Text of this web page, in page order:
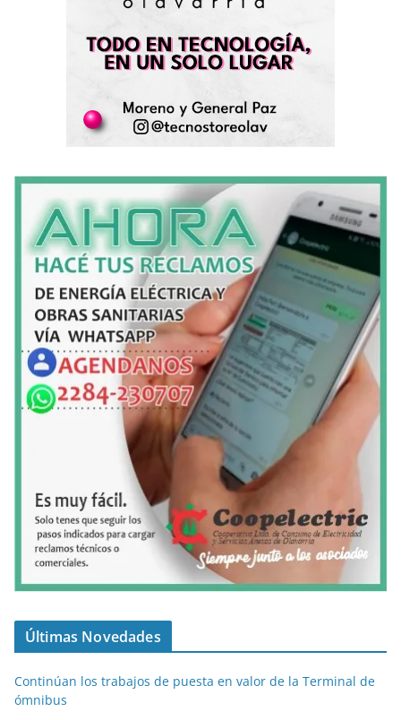
Últimas Novedades
Continúan los trabajos de puesta en valor de la Terminal de
ómnibus